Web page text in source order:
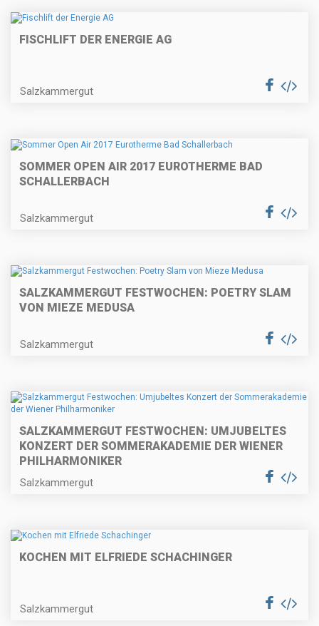
FISCHLIFT DER ENERGIE AG
Salzkammergut
SOMMER OPEN AIR 2017 EUROTHERME BAD
SCHALLERBACH
Salzkammergut
SALZKAMMERGUT FESTWOCHEN: POETRY SLAM
VON MIEZE MEDUSA
Salzkammergut
SALZKAMMERGUT FESTWOCHEN: UMJUBELTES
KONZERT DER SOMMERAKADEMIE DER WIENER
PHILHARMONIKER
Salzkammergut
KOCHEN MIT ELFRIEDE SCHACHINGER
Salzkammergut